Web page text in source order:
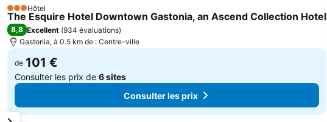
3 Étoiles
Hôtel
The Esquire Hotel Downtown Gastonia, an Ascend Collection Hotel
8,8 Excellent (934 évaluations)
Gastonia, à 0.5 km de : Centre-ville
de 101 €
Consulter les prix de 6 sites
Consulter les prix